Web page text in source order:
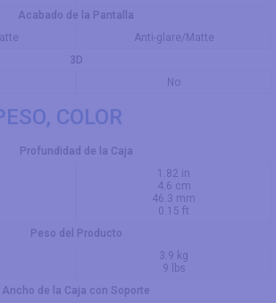
Acabado de la Pantalla
Anti-glare/Matte
3D
No
COLOR
Profundidad de la Caja
1.82 in
4.6 cm
46.3 mm
0.15 ft
Peso del Producto
3.9 kg
9 lbs
Ancho de la Caja con Soporte